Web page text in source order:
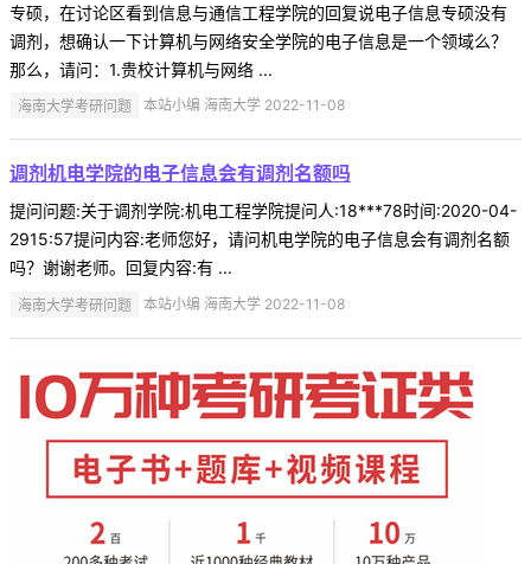
专硕，在讨论区看到信息与通信工程学院的回复说电子信息专硕没有
调剂，想确认一下计算机与网络安全学院的电子信息是一个领域么？
那么，请问：1.贵校计算机与网络 ...
海南大学考研问题 本站小编 海南大学 2022-11-08
调剂机电学院的电子信息会有调剂名额吗
提问问题:关于调剂学院:机电工程学院提问人:18***78时间:2020-04-
2915:57提问内容:老师您好，请问机电学院的电子信息会有调剂名额
吗？谢谢老师。回复内容:有 ...
海南大学考研问题 本站小编 海南大学 2022-11-08